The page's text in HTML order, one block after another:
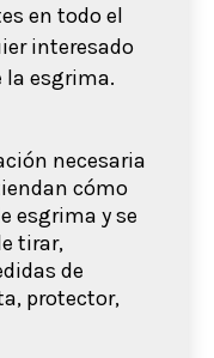
en todo el
interesado
la esgrima.
necesaria
cómo
esgrima y se
tirar,
de
protector,